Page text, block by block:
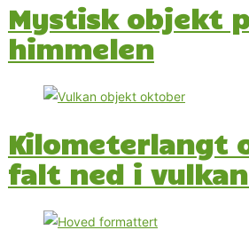
Mystisk objekt
himmelen
Kilometerlangt
falt ned i